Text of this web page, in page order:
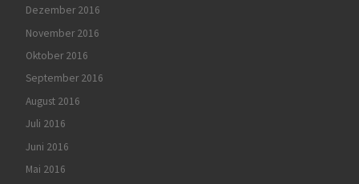
Dezember 2016
November 2016
Oktober 2016
September 2016
August 2016
Juli 2016
Juni 2016
Mai 2016